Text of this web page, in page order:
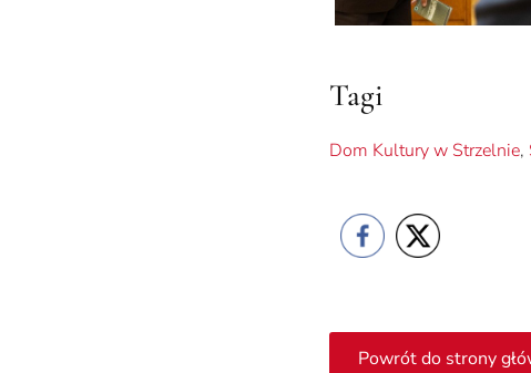
Tagi
Dom Kultury w Strzelnie,
Powrót do strony